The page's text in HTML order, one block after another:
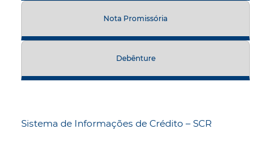
Nota Promissória
Debênture
Sistema de Informações de Crédito – SCR